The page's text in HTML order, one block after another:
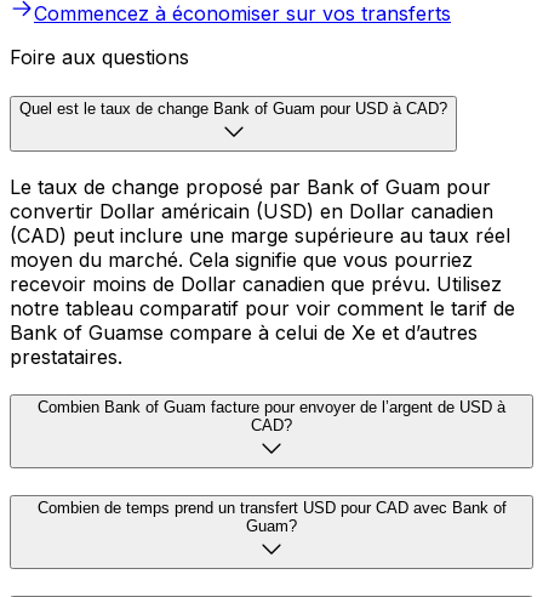
Commencez à économiser sur vos transferts
Foire aux questions
Quel est le taux de change Bank of Guam pour USD à CAD?
Le taux de change proposé par Bank of Guam pour
convertir Dollar américain (USD) en Dollar canadien
(CAD) peut inclure une marge supérieure au taux réel
moyen du marché. Cela signifie que vous pourriez
recevoir moins de Dollar canadien que prévu. Utilisez
notre tableau comparatif pour voir comment le tarif de
Bank of Guamse compare à celui de Xe et d’autres
prestataires.
Combien Bank of Guam facture pour envoyer de l’argent de USD à
CAD?
Combien de temps prend un transfert USD pour CAD avec Bank of
Guam?